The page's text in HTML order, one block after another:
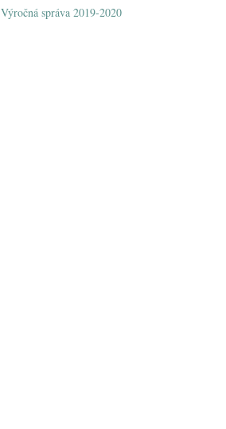
Výročná správa 2019-2020